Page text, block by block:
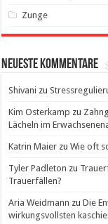
Zunge
Neueste Kommentare
Shivani zu
Kim Osterkamp zu
Lächeln im
Katrin Maier zuWie oft
Tyler Padleton zu
Trauerfällen?
Aria Weidmann zuDie
wirkungsvollsten